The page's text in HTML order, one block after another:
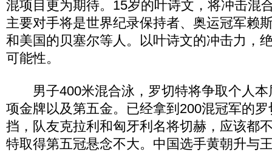
混项目更为期待。15岁的叶诗文，将冲击混
主要对手将是世界纪录保持者、奥运冠军赖
和美国的贝塞尔等人。以叶诗文的冲击力，
可能性。
男子400米混合泳，罗切特将争取个人本
项金牌以及第五金。已经拿到200混冠军的
挡，队友克拉利和匈牙利名将切赫，应该都
特取得第五冠悬念不大。中国选手黄朝升与